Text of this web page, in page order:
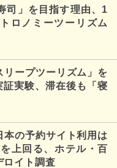
司」を目指す理由、1
ロノミーツーリズム
リープツーリズム」を
実験、滞在後も「寝
本の予約サイト利用は
上回る、ホテル・百
イト調査